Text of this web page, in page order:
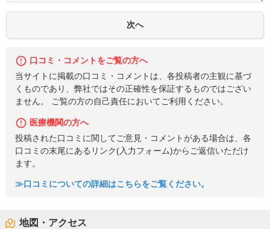
口コミ・コメントをご覧の方へ
当サイトに掲載の口コミ・コメントは、各投稿者の主観に基づ
くものであり、弊社ではその正確性を保証するものではござい
ません。 ご覧の方の自己責任においてご利用ください。
医療機関の方へ
投稿された口コミに関してご意見・コメントがある場合は、各
口コミの末尾にあるリンク(入力フォーム)からご返信いただけ
ます。
≫口コミについての詳細はこちらをご覧ください。
地図・アクセス